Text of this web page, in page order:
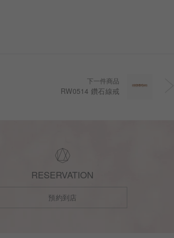
下一件商品
RW0514 鑽石線戒
RESERVATION
預約到店